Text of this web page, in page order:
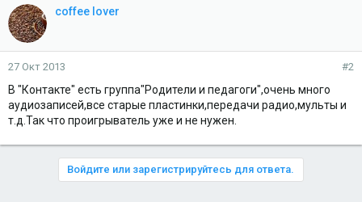
coffee lover
27 Окт 2013 #2
В "Контакте" есть группа"Родители и педагоги",очень много
аудиозаписей,все старые пластинки,передачи радио,мульты и
т.д.Так что проигрыватель уже и не нужен.
Войдите или зарегистрируйтесь для ответа.